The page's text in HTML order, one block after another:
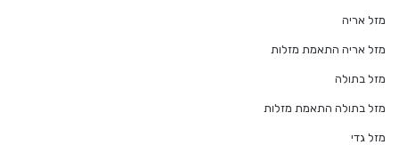
מזל אריה
מזל אריה התאמת מזלות
מזל בתולה
מזל בתולה התאמת מזלות
מזל גדי